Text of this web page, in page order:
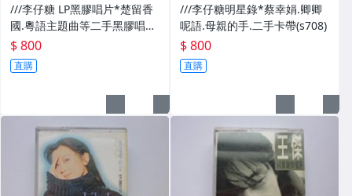
///李仔糖 LP黑膠唱片*楚留香
國.粵語主題曲等二手黑膠唱片
(s688)
$ 800
直購
///李仔糖明星錄*蔡幸娟.卿卿
呢語.母親的手.二手卡帶(s708)
$ 800
直購